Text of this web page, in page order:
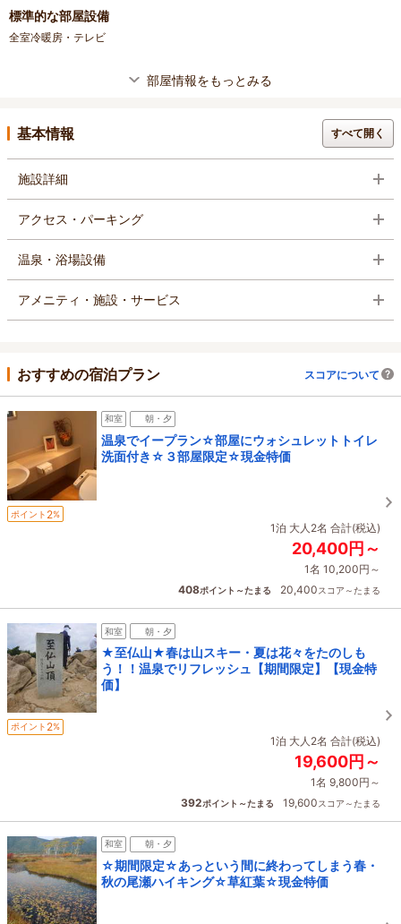
標準的な部屋設備
全室冷暖房・テレビ
部屋情報をもっとみる
基本情報 すべて開く
施設詳細
アクセス・パーキング
温泉・浴場設備
アメニティ・施設・サービス
おすすめの宿泊プラン スコアについて
和室 朝・夕
温泉でイープラン☆部屋にウォシュレットトイレ
洗面付き☆３部屋限定☆現金特価
ポイント 2%
1泊 大人2名 合計(税込)
20,400円～
1名 10,200円～
408ポイント～たまる 20,400スコア～たまる
和室 朝・夕
★至仏山★春は山スキー・夏は花々をたのしも
う！！温泉でリフレッシュ【期間限定】【現金特
価】
ポイント 2%
1泊 大人2名 合計(税込)
19,600円～
1名 9,800円～
392ポイント～たまる 19,600スコア～たまる
和室 朝・夕
☆期間限定☆あっという間に終わってしまう春・
秋の尾瀬ハイキング☆草紅葉☆現金特価